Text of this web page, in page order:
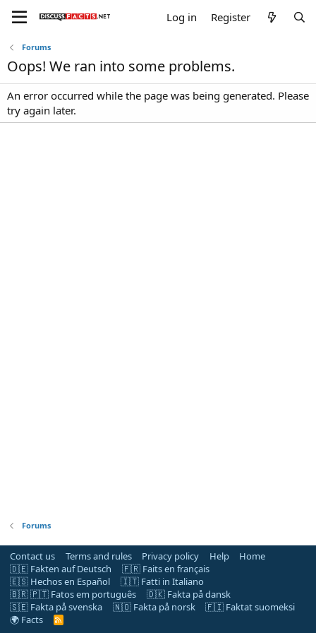
Log in Register
Forums
Oops! We ran into some problems.
An error occurred while the page was being generated. Please
try again later.
Forums
Contact us Terms and rules Privacy policy Help
Home
🇩🇪 Fakten auf Deutsch
🇫🇷 Faits en français
🇪🇸 Hechos en Español
🇮🇹 Fatti in Italiano
🇧🇷 🇵🇹 Fatos em português
🇩🇰 Fakta på dansk
🇸🇪 Fakta på svenska
🇳🇴 Fakta på norsk
🇫🇮 Faktat suomeksi
🌍 Facts
R